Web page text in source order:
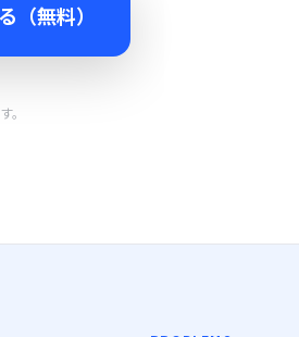
（無料）
。